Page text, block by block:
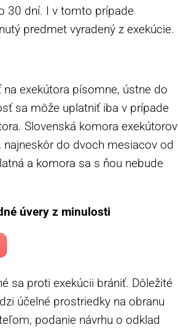
30 dní. I v tomto prípade
predmet vyradený z exekúcie.
exekútora písomne, ústne do
sa môže uplatniť iba v prípade
Slovenská komora exekútorov
do dvoch mesiacov od
a komora sa s ňou nebude
úvery z minulosti
sa proti exekúcii brániť. Dôležité
účelné prostriedky na obranu
podanie návrhu o odklad